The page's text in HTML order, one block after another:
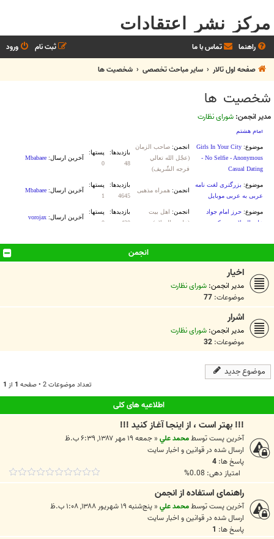
مرکز نشر اعتقادات
راهنما تماس با ما ورود
ثبت نام
صفحه اول تالار
سایر مباحث تخصصی شخصيت ها
شخصيت ها
مدیر انجمن: شورای نظارت
انجمن
اخیار
مدیر انجمن: شورای نظارت
موضوعات: 77
اشرار
مدیر انجمن: شورای نظارت
موضوعات: 32
موضوع جدید
تعداد موضوعات 2 • صفحه 1 از 1
اطلاعیه های کلی
!!! بهتر است ، از اينجـا آغـاز کنيد !!!
آخرین پست توسطمحمد علي « جمعه ۱۹ مهر ۱۳۸۷, ۶:۳۹ ب.ظ
ارسال شده در قوانين و اخبار سايت
پاسخ ها: 4
امتیاز دهی: 0.08%
راهنمای استفاده از انجمن
آخرین پست توسطمحمد علي « پنج‌شنبه ۱۹ شهریور ۱۳۸۸, ۱:۰۸ ب.ظ
ارسال شده در قوانين و اخبار سايت
پاسخ ها: 1